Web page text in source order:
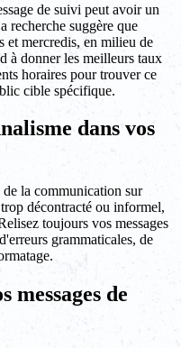
de suivi peut avoir un
recherche suggère que
et mercredis, en milieu de
à donner les meilleurs taux
horaires pour trouver ce
cible spécifique.
dans vos
la communication sur
décontracté ou informel,
toujours vos messages
grammaticales, de
messages de